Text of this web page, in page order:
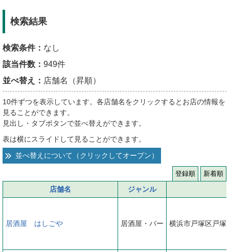
件
数
店
舗
一
覧
へ
検索結果
検索条件： なし
該当件数： 949件
並べ替え： 店舗名（昇順）
10件ずつを表示しています。各店舗名をクリックするとお店の情報を
見ることができます。
見出し・タブボタンで並べ替えができます。
表は横にスライドして見ることができます。
並べ替えについて（クリックしてオープン）
登録順 新着順
店舗名 ジャンル
居酒屋 はしごや 居酒屋・バー 横浜市戸塚区戸